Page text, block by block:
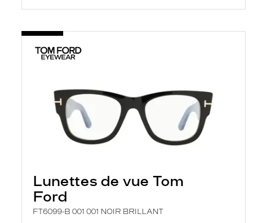
Lunettes de vue Tom
Ford
FT6099-B 001 001 NOIR BRILLANT